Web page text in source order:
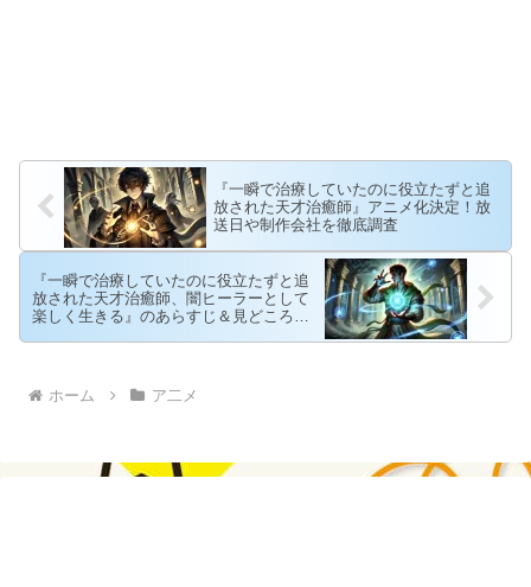
『一瞬で治療していたのに役立たずと追
放された天才治癒師』アニメ化決定！放
送日や制作会社を徹底調査
『一瞬で治療していたのに役立たずと追
放された天才治癒師、闇ヒーラーとして
楽しく生きる』のあらすじ＆見どころを
ホーム ア二メ